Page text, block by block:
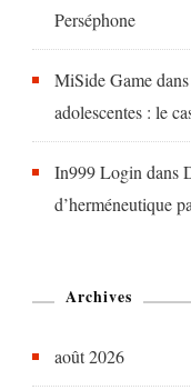
Perséphone
MiSide Gamedans
adolescentes : le
In999 Login dans
d’herméneutique
Archives
août 2026